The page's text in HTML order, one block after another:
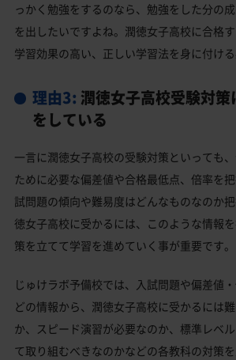
っかく勉強をするのなら、勉強をした分の
を出したいですよね。潤徳女子高校に合格す
学習効果の高い、正しい学習法を身に付ける
理由3: 潤徳女子高校受験対
をしている
一言に潤徳女子高校の受験対策といっても
ために必要な偏差値や合格最低点、倍率を
試問題の傾向や難易度はどんなものなのか
徳女子高校に受かるには、このような情報
策を立てて学習を進めていく事が重要です。
じゅけラボ予備校では、入試問題や偏差値
どの情報から、潤徳女子高校に受かるには
か、スピード演習が必要なのか、標準レベ
て取り組むべきなのかなどの各教科の対策